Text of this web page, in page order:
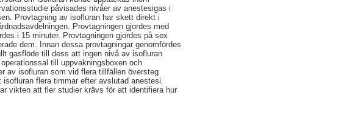
påvisades nivåer av anestesigas i
Provtagning av isofluran har skett direkt i
Provtagningen gjordes med
i 15 minuter. Provtagningen gjordes på sex
dem. Innan dessa provtagningar genomfördes
gasflöde till dess att ingen nivå av isofluran
till uppvakningsboxen och
av isofluran som vid flera tillfällen översteg
flera timmar efter avslutad anestesi.
vikten att fler studier krävs för att identifiera hur